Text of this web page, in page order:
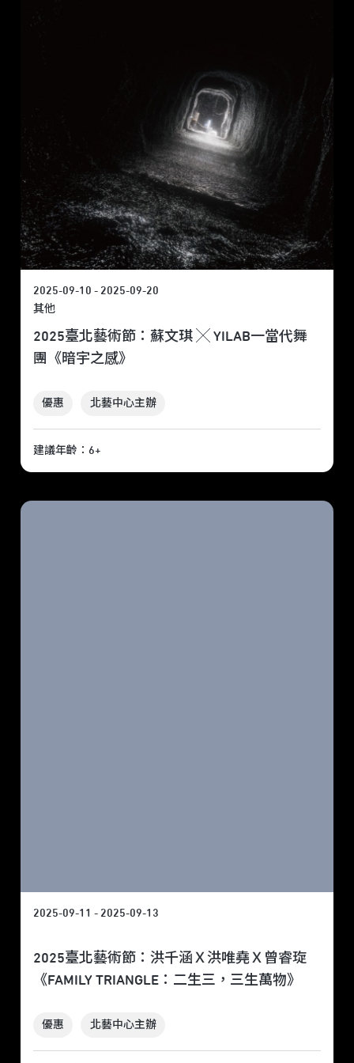
2025-09-10 - 2025-09-20
其他
2025臺北藝術節：蘇文琪 ╳ YILAB一當代舞
團《暗宇之感》
優惠 北藝中心主辦
建議年齡：6+
2025-09-11 - 2025-09-13
2025臺北藝術節：洪千涵Ｘ洪唯堯Ｘ曾睿琁
《FAMILY TRIANGLE：二生三，三生萬物》
優惠 北藝中心主辦